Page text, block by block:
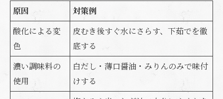
原因
対策例
酸化による変
色
皮むき後すぐ水にさらす、下茹でを徹
底する
濃い調味料の
使用
白だし・薄口醤油・みりんのみで味付
けする